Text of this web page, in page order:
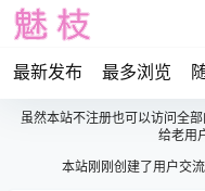
最新发布 最多浏览
虽然本站不注册也可以访问全
给老用
本站刚刚创建了用户交